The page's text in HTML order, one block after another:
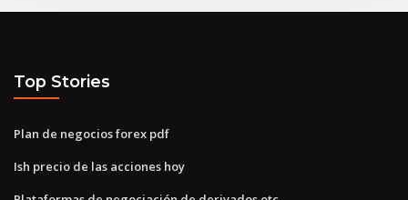
Top Stories
Plan de negocios forex pdf
Ish precio de las acciones hoy